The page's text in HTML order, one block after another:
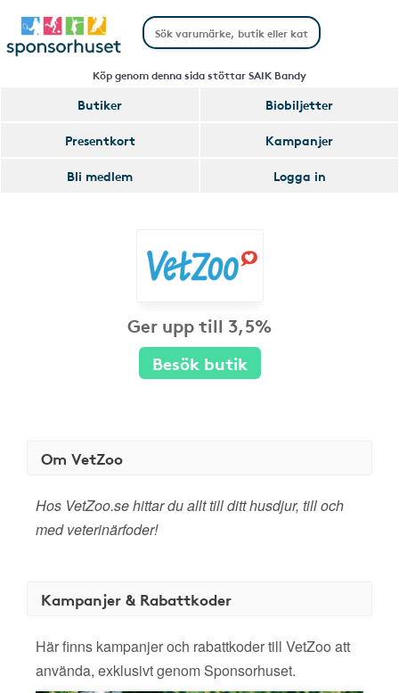
Köp genom denna sida stöttar SAIK Bandy
Butiker
Biobiljetter
Presentkort
Kampanjer
Bli medlem
Logga in
Ger upp till 3,5%
Besök butik
Om VetZoo
Hos VetZoo.se hittar du allt till ditt husdjur, till och
med veterinärfoder!
Kampanjer & Rabattkoder
Här finns kampanjer och rabattkoder till VetZoo att
använda, exklusivt genom Sponsorhuset.